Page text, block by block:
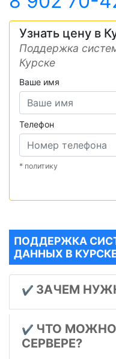
Узнать цену в
Поддержка
Курске
Ваше имя
Телефон
* политику
ПОДДЕРЖКА
ДАННЫХ В
✔️ ЗАЧЕМ
✔️ ЧТО МОЖНО
СЕРВЕРЕ?